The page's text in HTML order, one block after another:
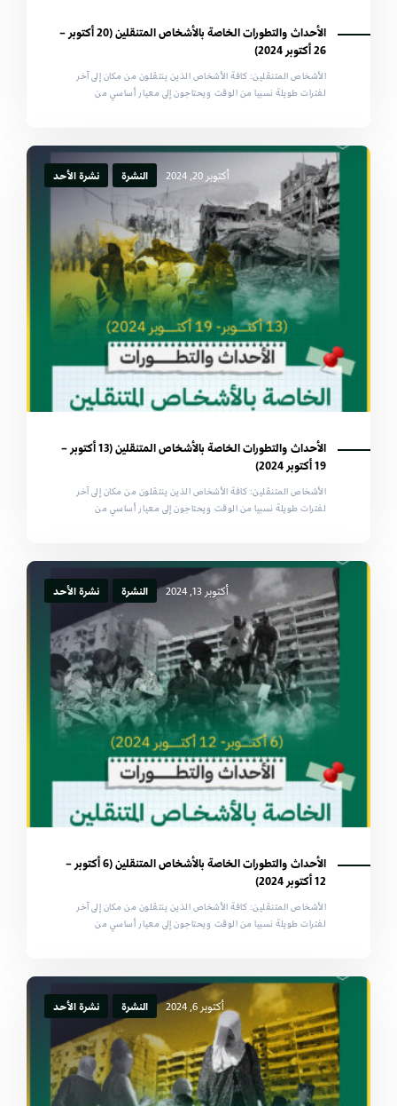
الأحداث والتطورات الخاصة بالأشخاص المتنقلين (20 أكتوبر –
26 أكتوبر 2024)
الأشخاص المتنقلين: كافة الأشخاص الذين ينتقلون من مكان إلى آخر
لفترات طويلة نسبيا من الوقت ويحتاجون إلى معيار أساسي من
أكتوبر 20, 2024 النشرة نشرة الأحد
الأحداث والتطورات الخاصة بالأشخاص المتنقلين (13 أكتوبر –
19 أكتوبر 2024)
الأشخاص المتنقلين: كافة الأشخاص الذين ينتقلون من مكان إلى آخر
لفترات طويلة نسبيا من الوقت ويحتاجون إلى معيار أساسي من
أكتوبر 13, 2024 النشرة نشرة الأحد
الأحداث والتطورات الخاصة بالأشخاص المتنقلين (6 أكتوبر –
12 أكتوبر 2024)
الأشخاص المتنقلين: كافة الأشخاص الذين ينتقلون من مكان إلى آخر
لفترات طويلة نسبيا من الوقت ويحتاجون إلى معيار أساسي من
أكتوبر 6, 2024 النشرة نشرة الأحد